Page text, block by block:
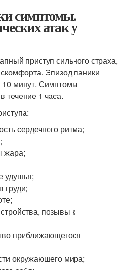
симптомы.
атак у
приступ сильного страха,
Эпизод паники
10 минут. Симптомы
течение 1 часа.
сердечного ритма;
жара;
удушья;
груди;
позывы к
приближающегося
окружающего мира;